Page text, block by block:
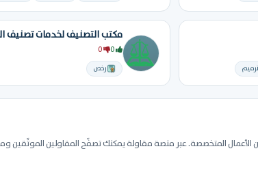
ترميم
مكتب التصنيف لخدمات تصنيف
0
0
رخص
المتخصصة. عبر منصة مقاولة يمكنك تصفّح المقاولين الموثّقين